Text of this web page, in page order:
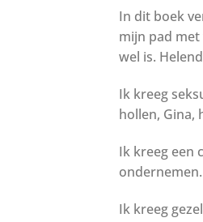
In dit boek
mijn pad met
wel is.
Ik kreeg
hollen, Gina,
Ik kreeg een
ondernemen.
Ik kreeg